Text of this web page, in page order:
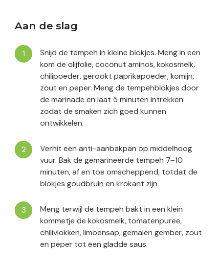
Aan de slag
Snijd de tempeh in kleine blokjes. Meng in een
kom de olijfolie, coconut aminos, kokosmelk,
chilipoeder, gerookt paprikapoeder, komijn,
zout en peper. Meng de tempehblokjes door
de marinade en laat 5 minuten intrekken
zodat de smaken zich goed kunnen
ontwikkelen.
Verhit een anti-aanbakpan op middelhoog
vuur. Bak de gemarineerde tempeh 7–10
minuten, af en toe omscheppend, totdat de
blokjes goudbruin en krokant zijn.
Meng terwijl de tempeh bakt in een klein
kommetje de kokosmelk, tomatenpuree,
chilivlokken, limoensap, gemalen gember, zout
en peper tot een gladde saus.